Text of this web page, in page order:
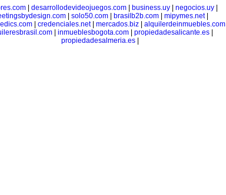
| desarrollodevideojuegos.com| business.uy| negocios.uy|
solo50.com brasilb2b.com mipymes.net|
| credenciales.net| mercados.biz| alquilerdeinmuebles.com|
| inmueblesbogota.com| propiedadesalicante.es|
propiedadesalmeria.es